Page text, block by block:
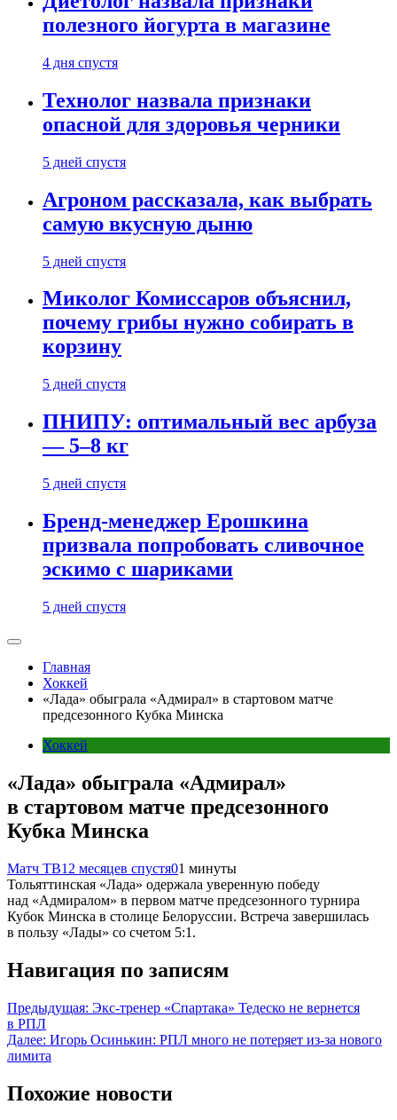
полезного йогурта в магазине
4 дня спустя
Технолог назвала признаки
опасной для здоровья черники
5 дней спустя
Агроном рассказала, как выбрать
самую вкусную дыню
5 дней спустя
Миколог Комиссаров объяснил,
почему грибы нужно собирать в
корзину
5 дней спустя
ПНИПУ: оптимальный вес арбуза
— 5–8 кг
5 дней спустя
Бренд-менеджер Ерошкина
призвала попробовать сливочное
эскимо с шариками
5 дней спустя
Главная
Хоккей
«Лада» обыграла «Адмирал» в стартовом матче
предсезонного Кубка Минска
Хоккей
«Лада» обыграла «Адмирал»
в стартовом матче предсезонного
Кубка Минска
Матч ТВ12 месяцев спустя01 минуты
Тольяттинская «Лада» одержала уверенную победу
над «Адмиралом» в первом матче предсезонного турнира
Кубок Минска в столице Белоруссии. Встреча завершилась
в пользу «Лады» со счетом 5:1.
Навигация по записям
Предыдущая: Экс-тренер «Спартака» Тедеско не вернется
в РПЛ
Далее: Игорь Осинькин: РПЛ много не потеряет из-за нового
лимита
Похожие новости